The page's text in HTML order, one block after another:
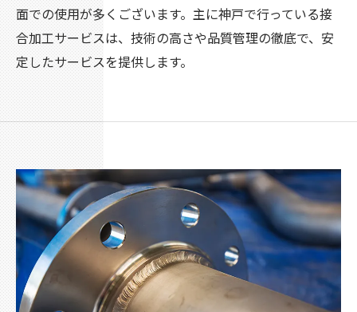
面での使用が多くございます。主に神戸で行っている接
合加工サービスは、技術の高さや品質管理の徹底で、安
定したサービスを提供します。